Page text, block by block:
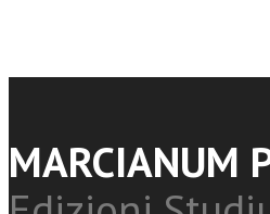
MARCIANUM